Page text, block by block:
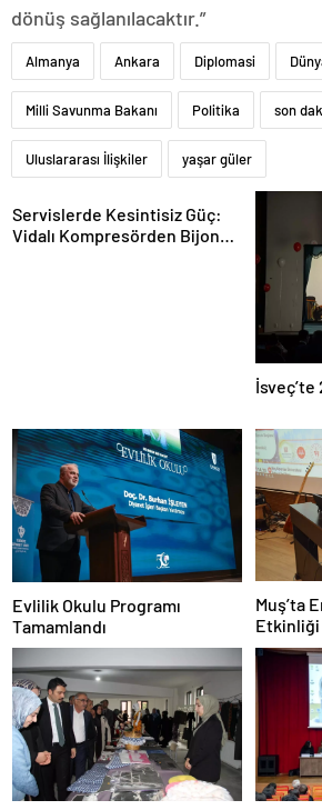
dönüş sağlanılacaktır.”
Almanya Ankara Diplomasi
Milli Savunma Bakanı Politika son
Uluslararası İlişkiler yaşar güler
Servislerde Kesintisiz Güç:
Vidalı Kompresörden Bijon
Evlilik Okulu Programı
Tamamlandı
Muş’ta
Etkinliği